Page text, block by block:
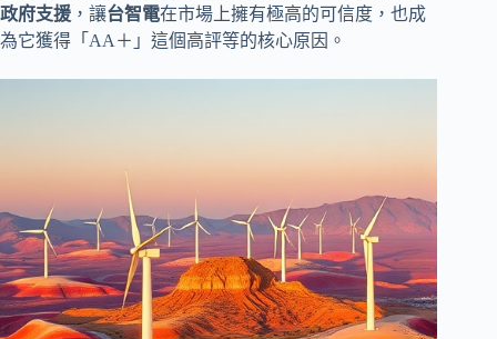
政府支援 ，讓台智電在市場上擁有極高的可信度，也成
為它獲得「AA＋」這個高評等的核心原因。